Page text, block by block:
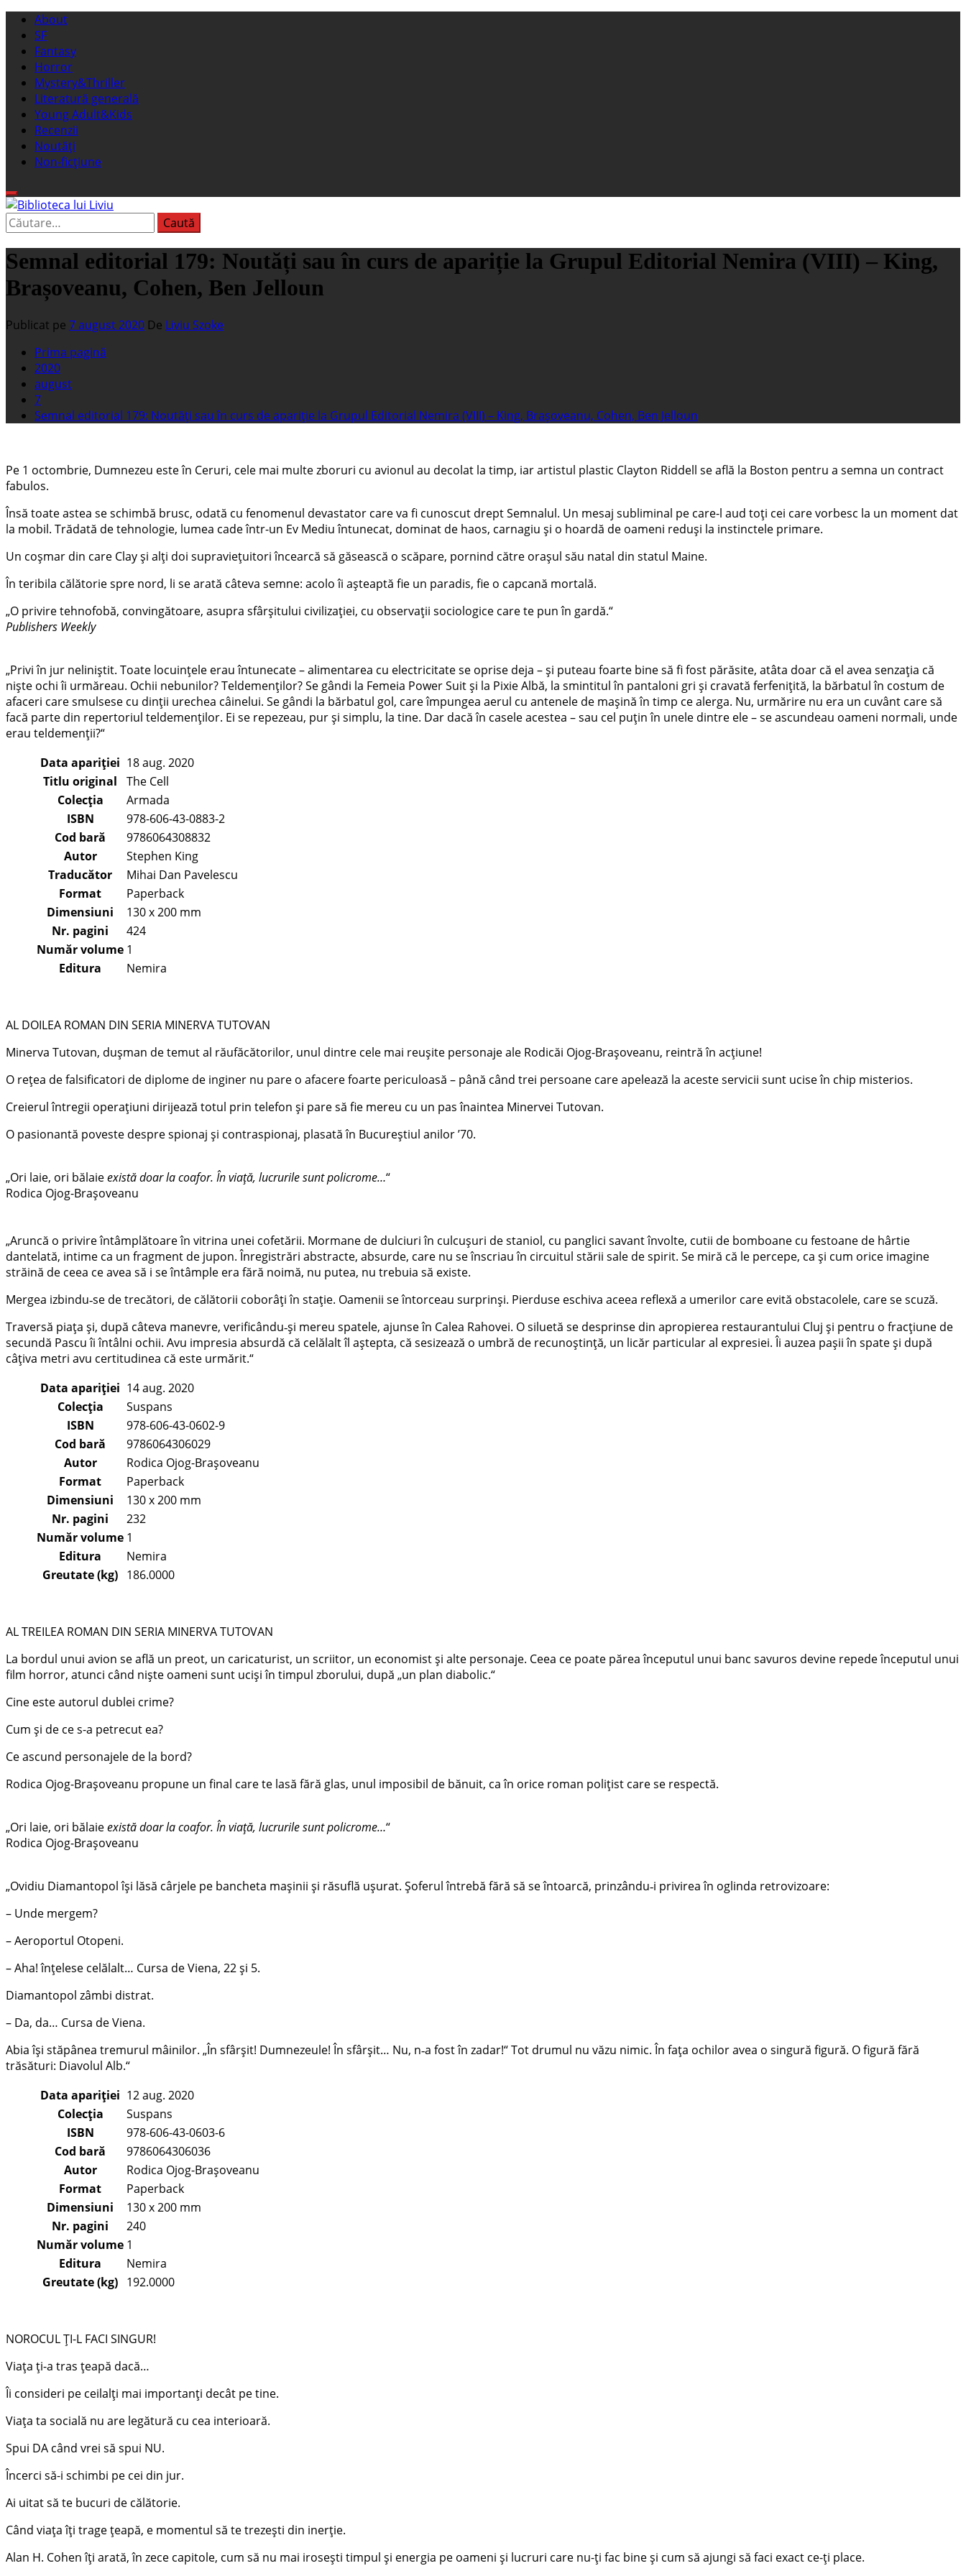
Sari
conținut
Meniu
principal
About
SF
Fantasy
Horror
Mystery&Thriller
Literatură generală
Young Adult&Kids
Recenzii
Noutăți
Non-ficțiune
Biblioteca lui Liviu
Fostul blog FanSF
Caută
după:
Semnal editorial 179: Noutăți sau în curs de apariție la Grupul Editorial Nemira (VIII) – King,
Brașoveanu, Cohen, Ben Jelloun
Publicat pe 7 august 2020 De Liviu Szoke
Prima pagină
2020
august
7
Semnal editorial 179: Noutăți sau în curs de apariție la Grupul Editorial Nemira (VIII) – King, Brașoveanu, Cohen, Ben Jelloun
Pe 1 octombrie, Dumnezeu este în Ceruri, cele mai multe zboruri cu avionul au decolat la timp, iar artistul plastic Clayton Riddell se află la Boston pentru a semna un contract
fabulos.
Însă toate astea se schimbă brusc, odată cu fenomenul devastator care va fi cunoscut drept Semnalul. Un mesaj subliminal pe care-l aud toți cei care vorbesc la un moment dat
la mobil. Trădată de tehnologie, lumea cade într-un Ev Mediu întunecat, dominat de haos, carnagiu și o hoardă de oameni reduși la instinctele primare.
Un coșmar din care Clay și alți doi supraviețuitori încearcă să găsească o scăpare, pornind către orașul său natal din statul Maine.
În teribila călătorie spre nord, li se arată câteva semne: acolo îi așteaptă fie un paradis, fie o capcană mortală.
„O privire tehnofobă, convingătoare, asupra sfârșitului civilizației, cu observații sociologice care te pun în gardă.“
Publishers Weekly
„Privi în jur neliniștit. Toate locuințele erau întunecate – alimentarea cu electricitate se oprise deja – și puteau foarte bine să fi fost părăsite, atâta doar că el avea senzația că
niște ochi îi urmăreau. Ochii nebunilor? Teldemenților? Se gândi la Femeia Power Suit și la Pixie Albă, la smintitul în pantaloni gri și cravată ferfenițită, la bărbatul în costum de
afaceri care smulsese cu dinții urechea câinelui. Se gândi la bărbatul gol, care împungea aerul cu antenele de mașină în timp ce alerga. Nu, urmărire nu era un cuvânt care să
facă parte din repertoriul teldemenților. Ei se repezeau, pur și simplu, la tine. Dar dacă în casele acestea – sau cel puțin în unele dintre ele – se ascundeau oameni normali, unde
erau teldemenții?“
Data apariției 18 aug. 2020
Titlu original
The Cell
Colecția
Armada
ISBN
978-606-43-0883-2
Cod bară
9786064308832
Autor
Stephen King
Traducător
Mihai Dan Pavelescu
Format
Paperback
Dimensiuni
130 x 200 mm
Nr. pagini
424
Număr volume 1
Editura
Nemira
AL DOILEA ROMAN DIN SERIA MINERVA TUTOVAN
Minerva Tutovan, dușman de temut al răufăcătorilor, unul dintre cele mai reușite personaje ale Rodicăi Ojog-Brașoveanu, reintră în acțiune!
O rețea de falsificatori de diplome de inginer nu pare o afacere foarte periculoasă – până când trei persoane care apelează la aceste servicii sunt ucise în chip misterios.
Creierul întregii operațiuni dirijează totul prin telefon și pare să fie mereu cu un pas înaintea Minervei Tutovan.
O pasionantă poveste despre spionaj și contraspionaj, plasată în Bucureștiul anilor ’70.
„Ori laie, ori bălaieexistă doar la coafor. În viață, lucrurile sunt policrome…“
Rodica Ojog-Brașoveanu
„Aruncă o privire întâmplătoare în vitrina unei cofetării. Mormane de dulciuri în culcușuri de staniol, cu panglici savant învolte, cutii de bomboane cu festoane de hârtie
dantelată, intime ca un fragment de jupon. Înregistrări abstracte, absurde, care nu se înscriau în circuitul stării sale de spirit. Se miră că le percepe, ca și cum orice imagine
străină de ceea ce avea să i se întâmple era fără noimă, nu putea, nu trebuia să existe.
Mergea izbindu‑se de trecători, de călătorii coborâți în stație. Oamenii se întorceau surprinși. Pierduse eschiva aceea reflexă a umerilor care evită obstacolele, care se scuză.
Traversă piața și, după câteva manevre, verificându‑și mereu spatele, ajunse în Calea Rahovei. O siluetă se desprinse din apropierea restaurantului Cluj și pentru o fracțiune de
secundă Pascu îi întâlni ochii. Avu impresia absurdă că celălalt îl aștepta, că sesizează o umbră de recunoștință, un licăr particular al expresiei. Îi auzea pașii în spate și după
câțiva metri avu certitudinea că este urmărit.“
Data apariției 14 aug. 2020
Colecția
Suspans
ISBN
978-606-43-0602-9
Cod bară
9786064306029
Autor
Rodica Ojog-Brașoveanu
Format
Paperback
Dimensiuni
130 x 200 mm
Nr. pagini
232
Număr volume 1
Editura
Nemira
Greutate (kg) 186.0000
AL TREILEA ROMAN DIN SERIA MINERVA TUTOVAN
La bordul unui avion se află un preot, un caricaturist, un scriitor, un economist și alte personaje. Ceea ce poate părea începutul unui banc savuros devine repede începutul unui
film horror, atunci când niște oameni sunt uciși în timpul zborului, după „un plan diabolic.“
Cine este autorul dublei crime?
Cum și de ce s-a petrecut ea?
Ce ascund personajele de la bord?
Rodica Ojog-Brașoveanu propune un final care te lasă fără glas, unul imposibil de bănuit, ca în orice roman polițist care se respectă.
„Ori laie, ori bălaieexistă doar la coafor. În viață, lucrurile sunt policrome…“
Rodica Ojog-Brașoveanu
„Ovidiu Diamantopol își lăsă cârjele pe bancheta mașinii și răsuflă ușurat. Șoferul întrebă fără să se întoarcă, prinzându‑i privirea în oglinda retrovizoare:
– Unde mergem?
– Aeroportul Otopeni.
– Aha! înțelese celălalt… Cursa de Viena, 22 și 5.
Diamantopol zâmbi distrat.
– Da, da… Cursa de Viena.
Abia își stăpânea tremurul mâinilor. „În sfârșit! Dumnezeule! În sfârșit… Nu, n‑a fost în zadar!“ Tot drumul nu văzu nimic. În fața ochilor avea o singură figură. O figură fără
trăsături: Diavolul Alb.“
Data apariției 12 aug. 2020
Colecția
Suspans
ISBN
978-606-43-0603-6
Cod bară
9786064306036
Autor
Rodica Ojog-Brașoveanu
Format
Paperback
Dimensiuni
130 x 200 mm
Nr. pagini
240
Număr volume 1
Editura
Nemira
Greutate (kg) 192.0000
NOROCUL ȚI-L FACI SINGUR!
Viața ți-a tras țeapă dacă…
Îi consideri pe ceilalți mai importanți decât pe tine.
Viața ta socială nu are legătură cu cea interioară.
Spui DA când vrei să spui NU.
Încerci să-i schimbi pe cei din jur.
Ai uitat să te bucuri de călătorie.
Când viața îți trage țeapă, e momentul să te trezești din inerție.
Alan H. Cohen îți arată, în zece capitole, cum să nu mai irosești timpul și energia pe oameni și lucruri care nu-ți fac bine și cum să ajungi să faci exact ce-ți place.